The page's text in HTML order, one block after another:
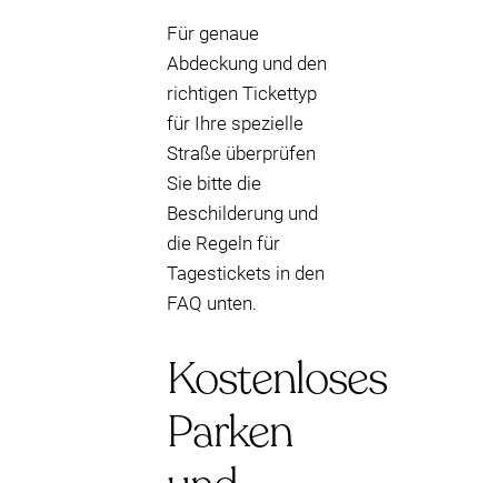
Für genaue
Abdeckung und den
richtigen Tickettyp
für Ihre spezielle
Straße überprüfen
Sie bitte die
Beschilderung und
die Regeln für
Tagestickets in den
FAQ unten.
Kostenloses
Parken